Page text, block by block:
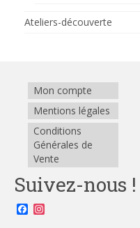
Ateliers-découverte
Mon compte
Mentions légales
Conditions
Générales de
Vente
Suivez-nous !
Facebook